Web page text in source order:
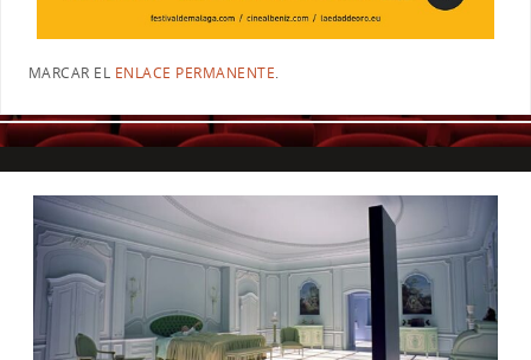
MARCAR EL ENLACE PERMANENTE.